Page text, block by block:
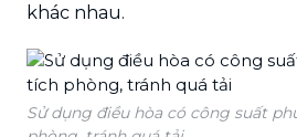
khác nhau.
Sử dụng điều hòa có công suất